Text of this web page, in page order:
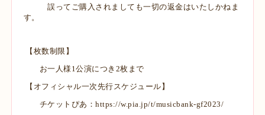
誤ってご購入されましても一切の返金はいたしかねま
す。
【枚数制限】
お一人様1公演につき2枚まで
【オフィシャル一次先行スケジュール】
チケットぴあ：https://w.pia.jp/t/musicbank-gf2023/